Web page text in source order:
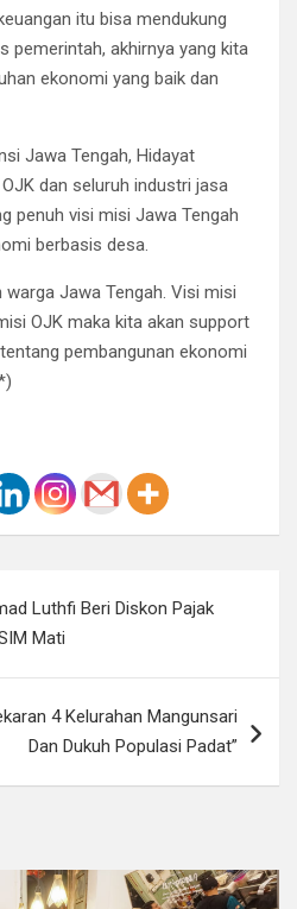
itu bisa mendukung
pemerintah, akhirnya yang kita
ekonomi yang baik dan
Jawa Tengah, Hidayat
dan seluruh industri jasa
penuh visi misi Jawa Tengah
berbasis desa.
warga Jawa Tengah. Visi misi
OJK maka kita akan support
pembangunan ekonomi
Luthfi Beri Diskon Pajak
Mati
4 Kelurahan Mangunsari
Dan Dukuh Populasi Padat”